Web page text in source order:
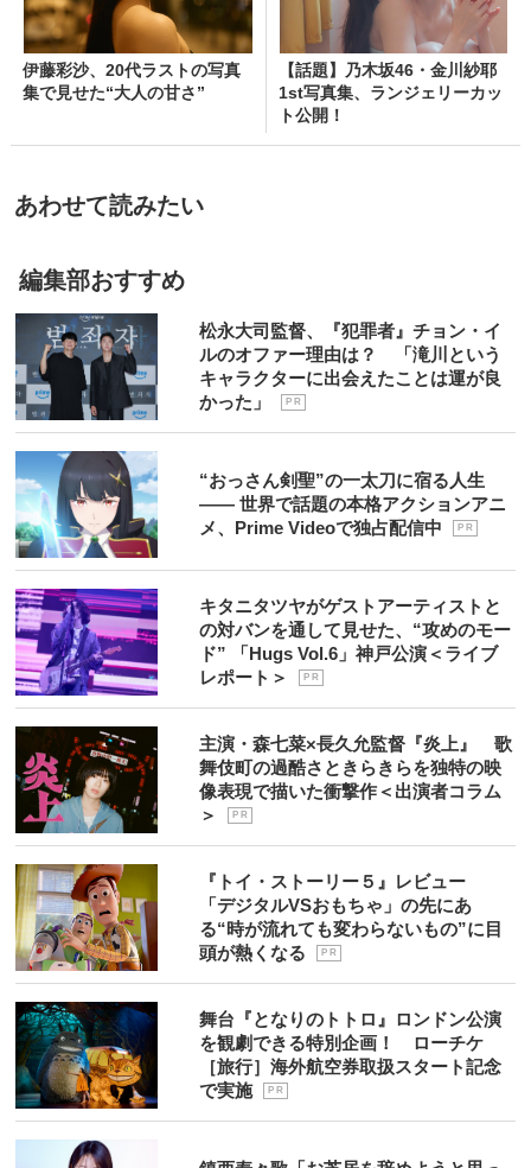
伊藤彩沙、20代ラストの写真
集で見せた“大人の甘さ”
【話題】乃木坂46・金川紗耶
1st写真集、ランジェリーカッ
ト公開！
あわせて読みたい
編集部おすすめ
松永大司監督、『犯罪者』チョン・イ
ルのオファー理由は？ 「滝川という
キャラクターに出会えたことは運が良
かった」
P R
“おっさん剣聖”の一太刀に宿る人生
―― 世界で話題の本格アクションアニ
メ、Prime Videoで独占配信中
P R
キタニタツヤがゲストアーティストと
の対バンを通して見せた、“攻めのモー
ド” 「Hugs Vol.6」神戸公演＜ライブ
レポート＞
P R
主演・森七菜×長久允監督『炎上』 歌
舞伎町の過酷さときらきらを独特の映
像表現で描いた衝撃作＜出演者コラム
＞
P R
『トイ・ストーリー５』レビュー
「デジタルVSおもちゃ」の先にあ
る“時が流れても変わらないもの”に目
頭が熱くなる
P R
舞台『となりのトトロ』ロンドン公演
を観劇できる特別企画！ ローチケ
［旅行］海外航空券取扱スタート記念
で実施
P R